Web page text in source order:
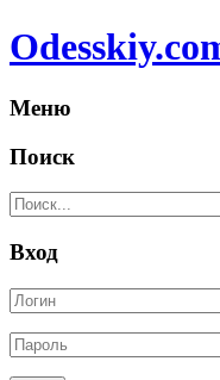
Меню
Поиск
Вход